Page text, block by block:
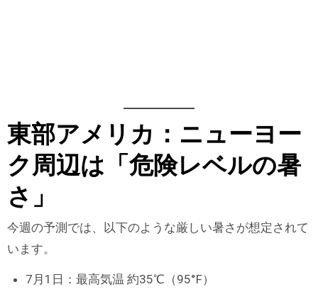
東部アメリカ：ニューヨー
ク周辺は「危険レベルの暑
さ」
今週の予測では、以下のような厳しい暑さが想定されて
います。
7月1日：最高気温 約35℃（95°F）